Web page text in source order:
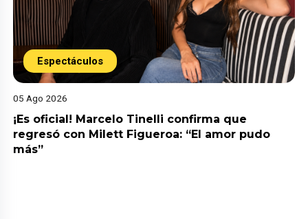
Espectáculos
05 Ago 2026
¡Es oficial! Marcelo Tinelli confirma que
regresó con Milett Figueroa: “El amor pudo
más”